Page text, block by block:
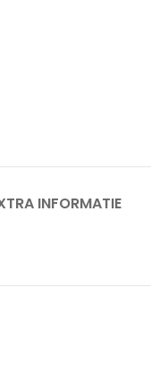
INFORMATIE